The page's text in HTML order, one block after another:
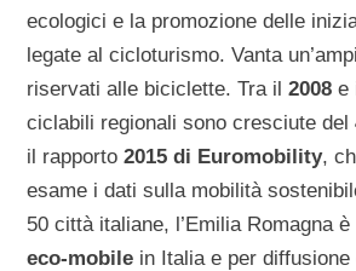
ecologici e la promozione delle
legate al cicloturismo. Vanta
riservati alle biciclette. Tra il2008e
ciclabili regionali sono cresciute del
il rapporto2015 di Euromobility,
esame i dati sulla mobilità
50 città italiane, l’Emilia Romagna è
eco-mobile in Italia e per